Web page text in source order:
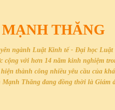
THĂNG
ngành Luật Kinh tế - Đại học Luật
với hơn 14 năm kinh nghiệm
thành công nhiều yêu cầu của
Thăng đang đồng thời là Giám